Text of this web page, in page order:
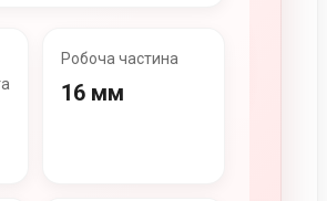
Робоча частина
16 мм